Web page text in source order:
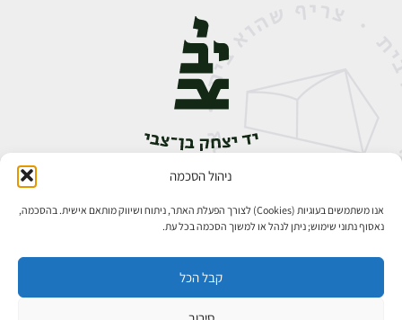
ניהול הסכמה
אנו משתמשים בעוגיות (Cookies) לצורך הפעלת האתר, ניתוח ושיווק מותאם אישית. בהסכמה,
נאסוף נתוני שימוש; ניתן לנהל או למשוך הסכמה בכל עת.
קבל הכל
אבן גבירול 14, רחביה, ירושלים